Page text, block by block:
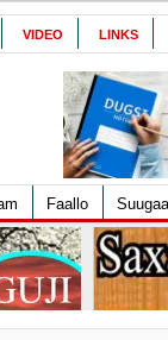
VIDEO LINKS
Faallo